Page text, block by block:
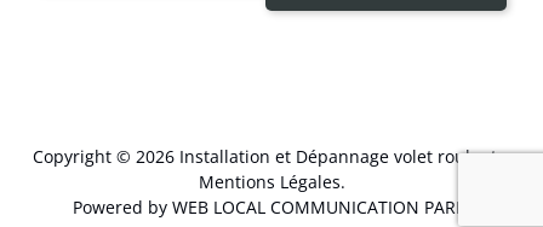
Copyright © 2026 Installation et Dépannage volet roulant –
Mentions Légales.
Powered by WEB LOCAL COMMUNICATION PARIS